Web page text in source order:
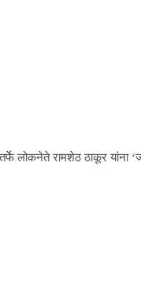
लोकनेते रामशेठ ठाकूर यांना